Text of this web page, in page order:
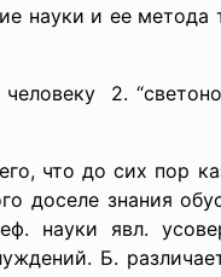
науки и ее
2.
что до сих пор
доселе знания
науки явл.
Б.